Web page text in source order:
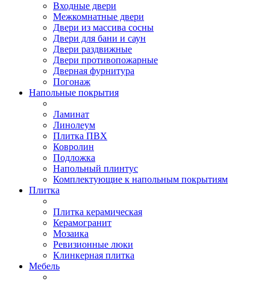
Входные двери
Межкомнатные двери
Двери из массива сосны
Двери для бани и саун
Двери раздвижные
Двери противопожарные
Дверная фурнитура
Погонаж
Напольные покрытия
Ламинат
Линолеум
Плитка ПВХ
Ковролин
Подложка
Напольный плинтус
Комплектующие к напольным покрытиям
Плитка
Плитка керамическая
Керамогранит
Мозаика
Ревизионные люки
Клинкерная плитка
Мебель